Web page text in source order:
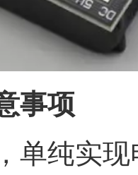
事项
单纯实